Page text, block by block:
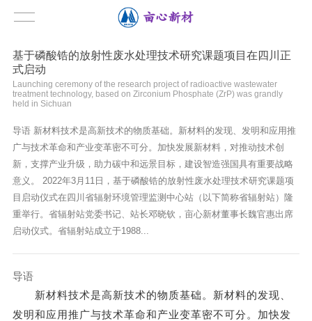
基于磷酸锆的放射性废水处理技术研究课题项目在四川正
式启动
Launching ceremony of the research project of radioactive wastewater
treatment technology, based on Zirconium Phosphate (ZrP) was grandly
held in Sichuan
导语 新材料技术是高新技术的物质基础。新材料的发现、发明和应用推
广与技术革命和产业变革密不可分。加快发展新材料，对推动技术创
新，支撑产业升级，助力碳中和远景目标，建设智造强国具有重要战略
意义。 2022年3月11日，基于磷酸锆的放射性废水处理技术研究课题项
目启动仪式在四川省辐射环境管理监测中心站（以下简称省辐射站）隆
重举行。省辐射站党委书记、站长邓晓钦，亩心新材董事长魏官惠出席
启动仪式。省辐射站成立于1988...
导语
新材料技术是高新技术的物质基础。新材料的发现、
发明和应用推广与技术革命和产业变革密不可分。加快发